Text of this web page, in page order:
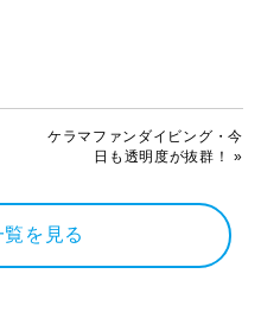
ケラマファンダイビング・今
日も透明度が抜群！
»
を見る